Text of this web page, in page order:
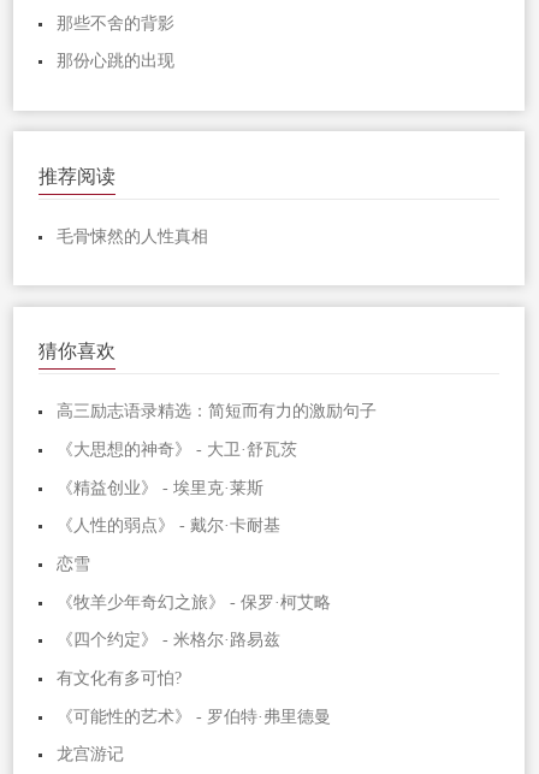
那些不舍的背影
那份心跳的出现
推荐阅读
毛骨悚然的人性真相
猜你喜欢
高三励志语录精选：简短而有力的激励句子
《大思想的神奇》 - 大卫·舒瓦茨
《精益创业》 - 埃里克·莱斯
《人性的弱点》 - 戴尔·卡耐基
恋雪
《牧羊少年奇幻之旅》 - 保罗·柯艾略
《四个约定》 - 米格尔·路易兹
有文化有多可怕?
《可能性的艺术》 - 罗伯特·弗里德曼
龙宫游记